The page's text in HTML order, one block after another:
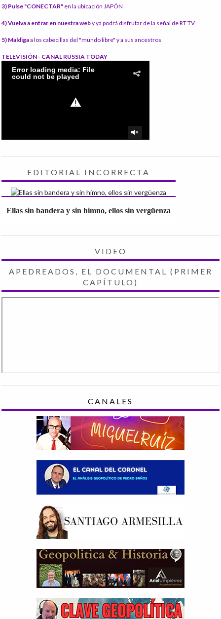
3) Pulse "CONECTAR" en la ubicación JAPÓN
4) Vuelva a entrar en nuestra weby ya podrá disfrutar de la señal de RT TV
5) Maldigaa los cabecillas del "mundo libre" y a sus ancestros
TELEVISIÓN - CANAL RUSSIA TODAY
EDITORIAL INCORRECTA
Ellas sin bandera y sin himno, ellos sin vergüenza
VIDEO
APEDREADOS, EL DOCUMENTAL (PRIMER
CAPÍTULO)
CANALES